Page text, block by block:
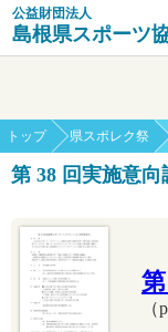
公益財団法人
島根県スポーツ
トップ 県スポレク祭
第 38 回実施意